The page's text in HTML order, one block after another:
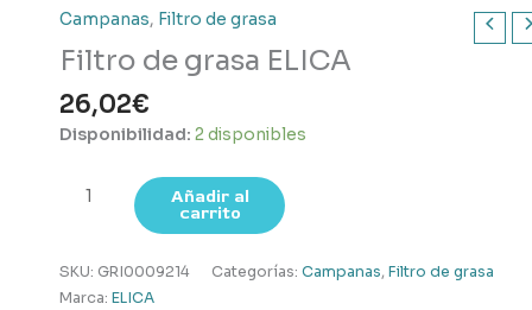
Campanas, Filtro de grasa
Filtro de grasa ELICA
26,02€
Disponibilidad: 2 disponibles
Filtro
ELICA
cantidad
Añadir al
carrito
SKU: GRI0009214 Categorías: Campanas, Filtro de grasa
Marca: ELICA